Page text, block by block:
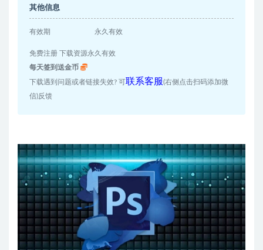
其他信息
有效期 永久有效
免费注册 下载资源永久有效
每天签到送金币
下载遇到问题或者链接失效? 可联系客服(右侧点击扫码添加微
信)反馈